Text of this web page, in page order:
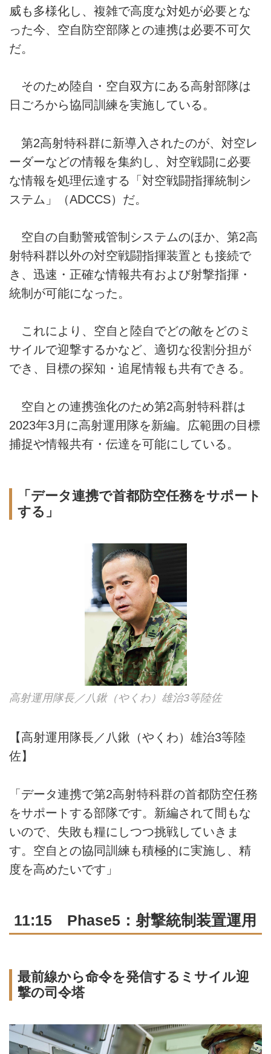
威も多様化し、複雑で高度な対処が必要とな
った今、空自防空部隊との連携は必要不可欠
だ。
そのため陸自・空自双方にある高射部隊は
日ごろから協同訓練を実施している。
第2高射特科群に新導入されたのが、対空レ
ーダーなどの情報を集約し、対空戦闘に必要
な情報を処理伝達する「対空戦闘指揮統制シ
ステム」（ADCCS）だ。
空自の自動警戒管制システムのほか、第2高
射特科群以外の対空戦闘指揮装置とも接続で
き、迅速・正確な情報共有および射撃指揮・
統制が可能になった。
これにより、空自と陸自でどの敵をどのミ
サイルで迎撃するかなど、適切な役割分担が
でき、目標の探知・追尾情報も共有できる。
空自との連携強化のため第2高射特科群は
2023年3月に高射運用隊を新編。広範囲の目標
捕捉や情報共有・伝達を可能にしている。
「データ連携で首都防空任務をサポート
する」
高射運用隊長／八鍬（やくわ）雄治3等陸佐
【高射運用隊長／八鍬（やくわ）雄治3等陸
佐】
「データ連携で第2高射特科群の首都防空任務
をサポートする部隊です。新編されて間もな
いので、失敗も糧にしつつ挑戦していきま
す。空自との協同訓練も積極的に実施し、精
度を高めたいです」
11:15 Phase5：射撃統制装置運用
最前線から命令を発信するミサイル迎
撃の司令塔